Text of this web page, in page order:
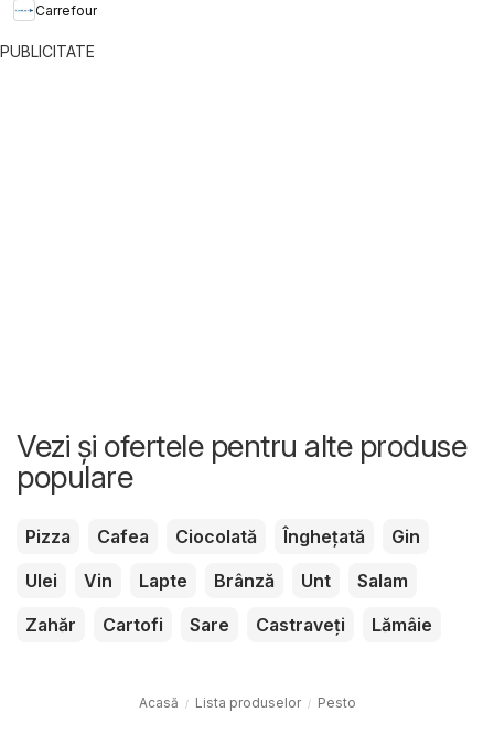
Carrefour
PUBLICITATE
Vezi și ofertele pentru alte produse
populare
Pizza Cafea Ciocolată Înghețată
Gin
Ulei
Vin Lapte Brânză Unt
Salam
Zahăr
Cartofi Sare Castraveți Lămâie
Acasă Lista produselor Pesto